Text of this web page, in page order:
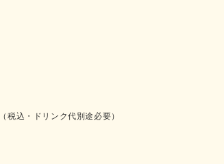
込・ドリンク代別途必要）